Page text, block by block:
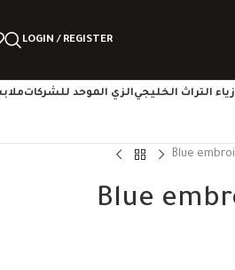
LOGIN / REGISTER
التراث الخليجيالزي الموحد للشركات
Blue
Blue